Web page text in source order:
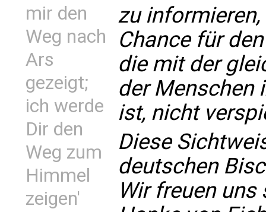
mir den
Weg nach
Ars
gezeigt;
ich werde
Dir den
Weg zum
Himmel
zeigen'
zu
Chance für
die mit der
der Menschen
ist, nicht
Diese
deutschen
Wir freuen